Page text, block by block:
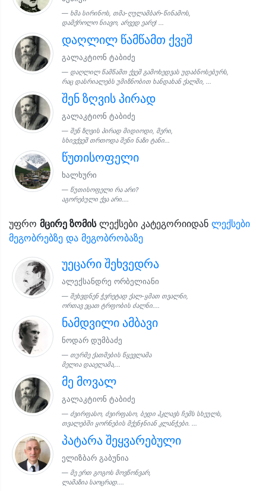
ხმა სირინოს, თმა-ღულამბარ-წინამოს,
დამქროლო ნიავო, არვედ ეარე! ...
დაღლილ წამწამთ ქვეშ
გალაკტიონ ტაბიძე
დაღლილ წამწამთ ქვეშ გამოხედვას უდაბნოსებურს,
რაც დასრიალებს უმიზნობით ხანდახან ქალში, ...
შენ ზღვის პირად
გალაკტიონ ტაბიძე
შენ ზღვის პირად მიდიოდი, მერი,
სხივქვეშ თრთოდა შენი ნაზი ტანი...
წუთისოფელი
ხალხური
წუთისოფელი რა არი?
აგორებული ქვა არი....
უფრო მცირე ზომისლექსები კატეგორიიდან ლექსები
მეგობრებზე და მეგობრობაზე
უეცარი შეხვედრა
ალექსანდრე ორბელიანი
შეხვდნენ ჭვრეტად ქალ-ყმათ თვალნი,
ორთავ ეცათ ტრფობის ძალნი....
ნამდვილი ამბავი
ნოდარ დუმბაძე
თურმე ქათმების წყევლამა
მელია დააელამა,...
მე მოვალ
გალაკტიონ ტაბიძე
ძვირფასო, ძვირფასო, ბედი ჰკლავს ჩემს სხეულს,
თვალებში ყორნების მქენჯნიან კლანჭები. ...
პატარა შეყვარებული
ელიზბარ გაბუნია
მე ერთ გოგოს მოვწონვარ,
ლამაზია საოცრად....